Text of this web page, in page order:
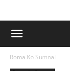
Roma Ko Sumnal